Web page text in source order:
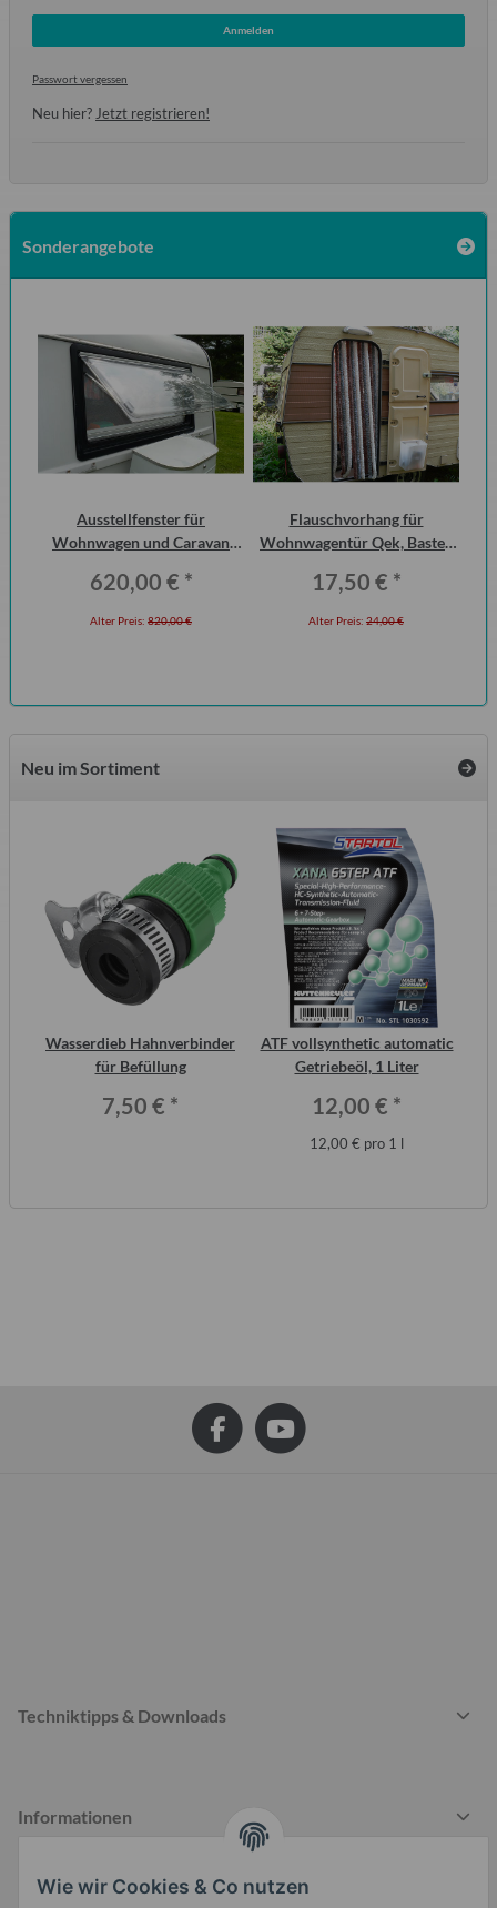
Anmelden
Passwort vergessen
Neu hier? Jetzt registrieren!
Sonderangebote
Ausstellfenster für
Wohnwagen und Caravan
Seitz
620,00 € *
Alter Preis: 820,00 €
Flauschvorhang für
Wohnwagentür Qek, Bastei,
17,50 € *
Alter Preis: 24,00 €
Neu im Sortiment
Wasserdieb Hahnverbinder
für Befüllung
7,50 € *
ATF vollsynthetic automatic
Getriebeöl, 1 Liter
12,00 € *
12,00 € pro 1 l
Techniktipps & Downloads
Informationen
Wie wir Cookies & Co nutzen